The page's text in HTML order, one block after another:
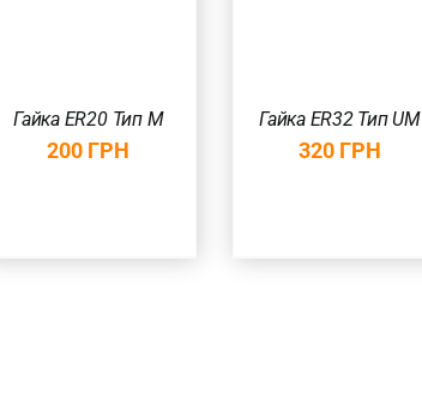
Гайка ER20 Тип M
200 ГРН
Гайка ER32 Тип UM
320 ГРН